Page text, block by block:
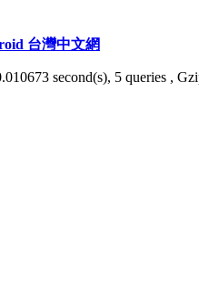
台灣中文網
second(s), 5 queries ,